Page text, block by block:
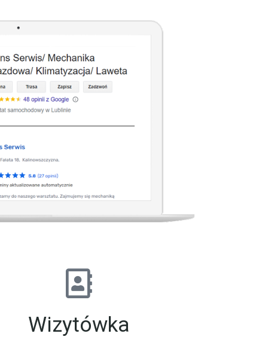
Wizytówka